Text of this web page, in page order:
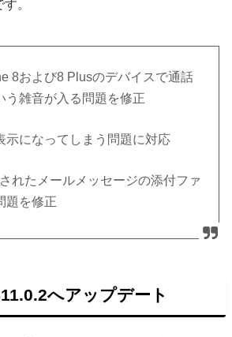
。
8および8 Plusのデバイスで通話
う雑音が入る問題を修正
示になってしまう問題に対応
れたメールメッセージの添付ファ
題を修正
へアップデート